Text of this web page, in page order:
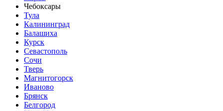
Чебоксары
Тула
Калининград
Балашиха
Курск
Севастополь
Сочи
Тверь
Магнитогорск
Иваново
Брянск
Белгород